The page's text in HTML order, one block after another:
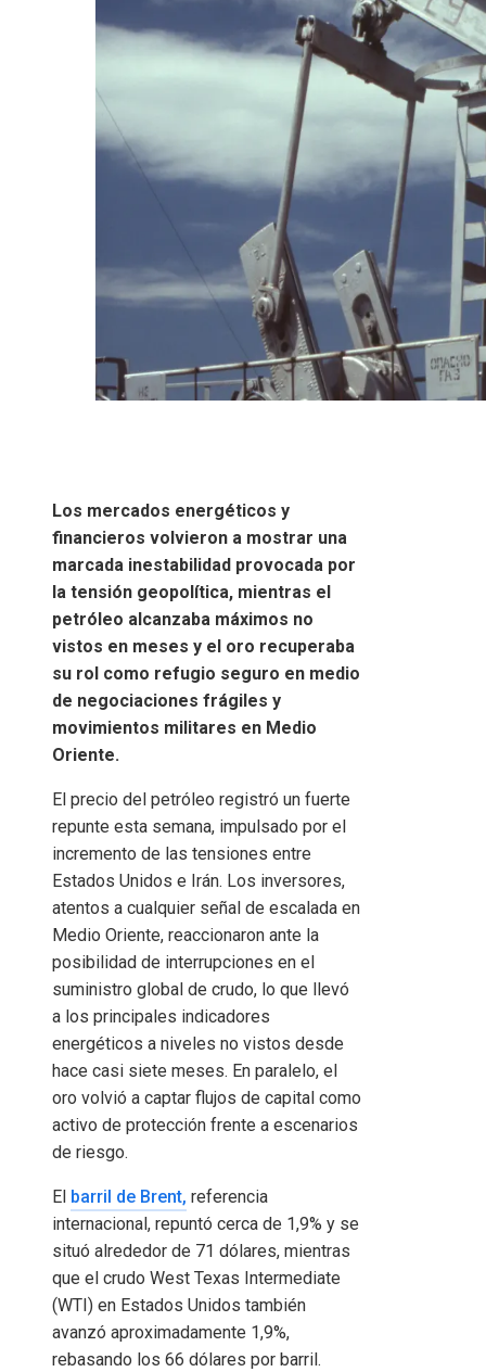
Los mercados energéticos y
financieros volvieron a mostrar una
marcada inestabilidad provocada por
la tensión geopolítica, mientras el
petróleo alcanzaba máximos no
vistos en meses y el oro recuperaba
su rol como refugio seguro en medio
de negociaciones frágiles y
movimientos militares en Medio
Oriente.
El precio del petróleo registró un fuerte
repunte esta semana, impulsado por el
incremento de las tensiones entre
Estados Unidos e Irán. Los inversores,
atentos a cualquier señal de escalada en
Medio Oriente, reaccionaron ante la
posibilidad de interrupciones en el
suministro global de crudo, lo que llevó
a los principales indicadores
energéticos a niveles no vistos desde
hace casi siete meses. En paralelo, el
oro volvió a captar flujos de capital como
activo de protección frente a escenarios
de riesgo.
El barril de Brent, referencia
internacional, repuntó cerca de 1,9% y se
situó alrededor de 71 dólares, mientras
que el crudo West Texas Intermediate
(WTI) en Estados Unidos también
avanzó aproximadamente 1,9%,
rebasando los 66 dólares por barril.